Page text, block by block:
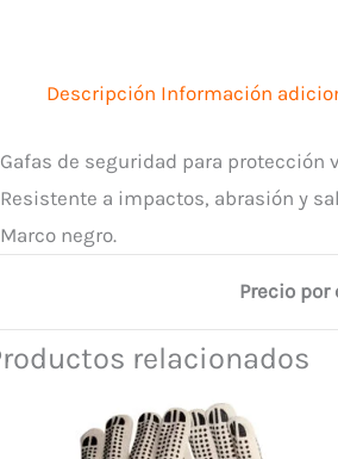
Descripción Información
de seguridad para
Resistente a impactos, abrasión y
negro.
Precio por
relacionados